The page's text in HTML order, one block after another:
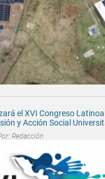
el XVI Congreso
y Acción Social
Redacción